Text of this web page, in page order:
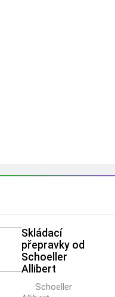
Skládací
přepravky od
Schoeller
Allibert
Schoeller